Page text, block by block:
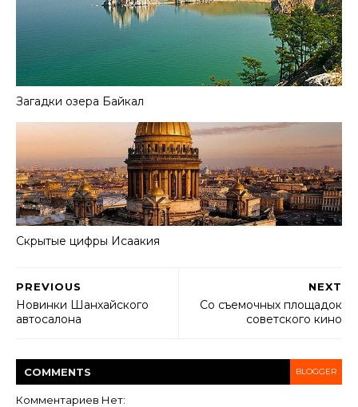
Загадки озера Байкал
Скрытые цифры Исаакия
NEXT
Со съемочных площадок
советского кино
PREVIOUS
Новинки Шанхайского
автосалона
COMMENTS BLOGGER
Комментариев Нет: